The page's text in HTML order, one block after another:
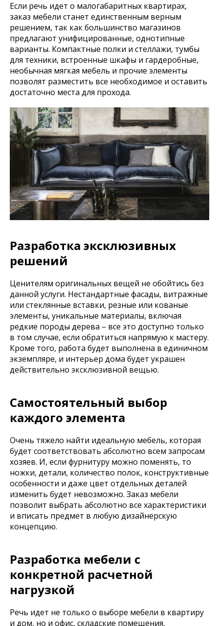
Если речь идет о малогабаритных квартирах,
заказ мебели станет единственным верным
решением, так как большинство магазинов
предлагают унифицированные, однотипные
варианты. Компактные полки и стеллажи, тумбы
для техники, встроенные шкафы и гардеробные,
необычная мягкая мебель и прочие элементы
позволят разместить все необходимое и оставить
достаточно места для прохода.
Разработка эксклюзивных
решений
Ценителям оригинальных вещей не обойтись без
данной услуги. Нестандартные фасады, витражные
или стеклянные вставки, резные или кованые
элементы, уникальные материалы, включая
редкие породы дерева – все это доступно только
в том случае, если обратиться напрямую к мастеру.
Кроме того, работа будет выполнена в единичном
экземпляре, и интерьер дома будет украшен
действительно эксклюзивной вещью.
Самостоятельный выбор
каждого элемента
Очень тяжело найти идеальную мебель, которая
будет соответствовать абсолютно всем запросам
хозяев. И, если фурнитуру можно поменять, то
ножки, детали, количество полок, конструктивные
особенности и даже цвет отдельных деталей
изменить будет невозможно. Заказ мебели
позволит выбрать абсолютно все характеристики
и вписать предмет в любую дизайнерскую
концепцию.
Разработка мебели с
конкретной расчетной
нагрузкой
Речь идет не только о выборе мебели в квартиру
и дом, но и офис, складские помещения,